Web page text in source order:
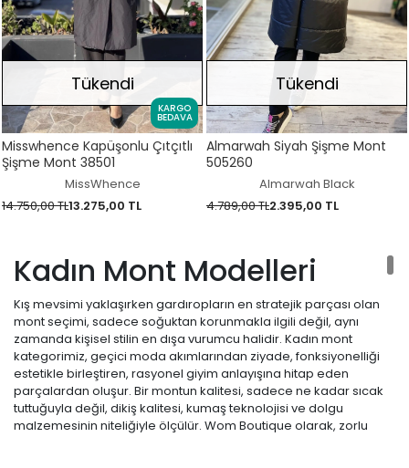
KARGO
BEDAVA
Tükendi
Misswhence Kapüşonlu Çıtçıtlı
Şişme Mont 38501
MissWhence
14.750,00 TL13.275,00 TL
Tükendi
Almarwah Siyah Şişme Mont
505260
Almarwah Black
4.789,00 TL2.395,00 TL
Kadın Mont Modelleri
Kış mevsimi yaklaşırken gardıropların en stratejik parçası olan
mont seçimi, sadece soğuktan korunmakla ilgili değil, aynı
zamanda kişisel stilin en dışa vurumcu halidir. Kadın mont
kategorimiz, geçici moda akımlarından ziyade, fonksiyonelliği
estetikle birleştiren, rasyonel giyim anlayışına hitap eden
parçalardan oluşur. Bir montun kalitesi, sadece ne kadar sıcak
tuttuğuyla değil, dikiş kalitesi, kumaş teknolojisi ve dolgu
malzemesinin niteliğiyle ölçülür. Wom Boutique olarak, zorlu